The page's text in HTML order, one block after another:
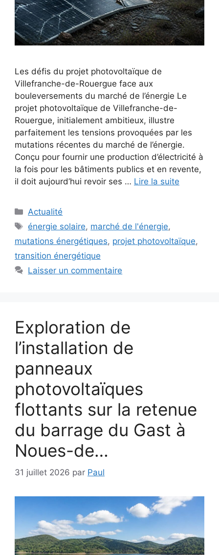
Les défis du projet photovoltaïque de
Villefranche-de-Rouergue face aux
bouleversements du marché de l’énergie Le
projet photovoltaïque de Villefranche-de-
Rouergue, initialement ambitieux, illustre
parfaitement les tensions provoquées par les
mutations récentes du marché de l’énergie.
Conçu pour fournir une production d’électricité à
la fois pour les bâtiments publics et en revente,
il doit aujourd’hui revoir ses … Lire la suite
Catégories
Actualité
Étiquettes
énergie solaire, marché de l'énergie,
mutations énergétiques, projet photovoltaïque,
transition énergétique
Laisser un commentaire
Exploration de
l’installation de
panneaux
photovoltaïques
flottants sur la retenue
du barrage du Gast à
Noues-de…
31 juillet 2026 par Paul